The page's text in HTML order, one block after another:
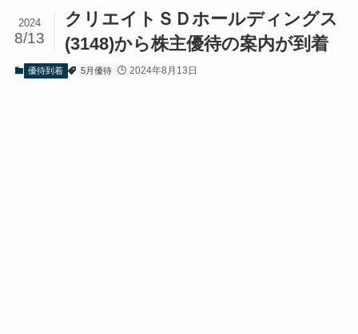
クリエイトＳＤホールディングス
(3148)から株主優待の案内が到着
2024
8/13
優待到着 5月優待 2024年8月13日